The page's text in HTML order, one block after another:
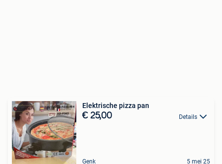
Elektrische pizza pan
€ 25,00 Details
Genk 5 mei 25